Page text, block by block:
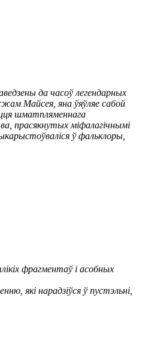
да часоў легендарных
Майсея, яна ўяўляе сабой
шматпляменнага
прасякнутых міфалагічнымі
ў фальклоры,
фрагментаў і асобных
які нарадзіўся ў пустэльні,